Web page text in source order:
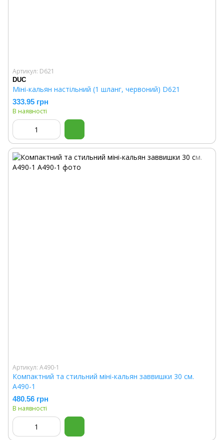
Артикул: D621
DUC
Міні-кальян настільний (1 шланг, червоний) D621
333.95 грн
В наявності
Артикул: А490-1
Компактний та стильний міні-кальян заввишки 30 см.
А490-1
480.56 грн
В наявності